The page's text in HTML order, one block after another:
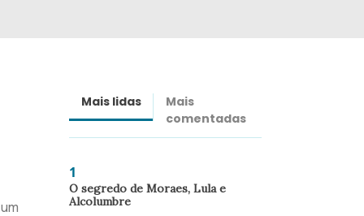
Mais lidas
Mais
comentadas
1
O segredo de Moraes, Lula e
Alcolumbre